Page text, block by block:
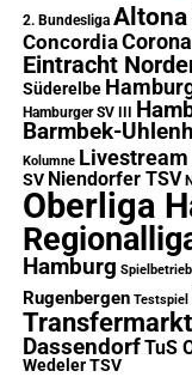
2. Bundesliga Altona
Concordia
Eintracht
Süderelbe
Hamburger SV III
Barmbek-
Kolumne Livestream
SV Niendorfer TSV
Oberliga
Hamburg Spielbetrieb
Rugenbergen Testspiel
Transfermarkt
DassendorfTuS
Wedeler TSV